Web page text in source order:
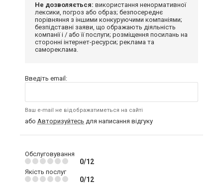
Не дозволяється: використання ненормативної
лексики, погроз або образ; безпосереднє
порівняння з іншими конкуруючими компаніями;
безпідставні заяви, що ображають діяльність
компанії і / або її послуги; розміщення посилань на
сторонні інтернет-ресурси; реклама та
самореклама.
Введіть email:
Ваш e-mail не відображатиметься на сайті
або Авторизуйтесь для написання відгуку
Обслуговування
0/12
Якість послуг
0/12